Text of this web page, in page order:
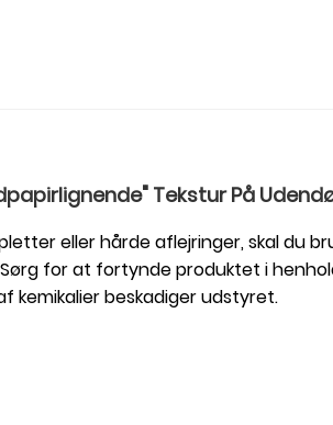
Tekstur På
eller hårde aflejringer, skal du
for at fortynde produktet i
kemikalier beskadiger udstyret.